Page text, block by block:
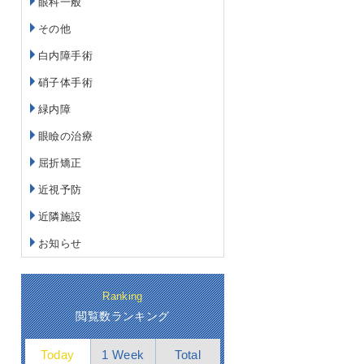
その他
白内障手術
硝子体手術
緑内障
眼瞼の治療
屈折矯正
近視予防
近隣施設
お知らせ
Ranking
閲覧数ランキング
Today 1 Week Total